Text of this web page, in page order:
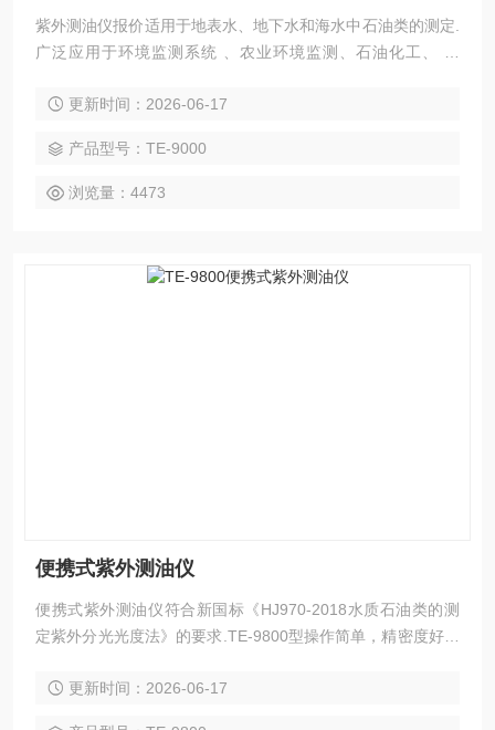
紫外测油仪报价适用于地表水、地下水和海水中石油类的测定.
广泛应用于环境监测系统 、农业环境监测、石油化工、 高
制药、钢铁等行业。
更新时间：2026-06-17
产品型号：TE-9000
浏览量：4473
便携式紫外测油仪
便携式紫外测油仪符合新国标《HJ970-2018水质石油类的测
定紫外分光光度法》的要求.TE-9800型操作简单，精密度好，
更新时间：2026-06-17